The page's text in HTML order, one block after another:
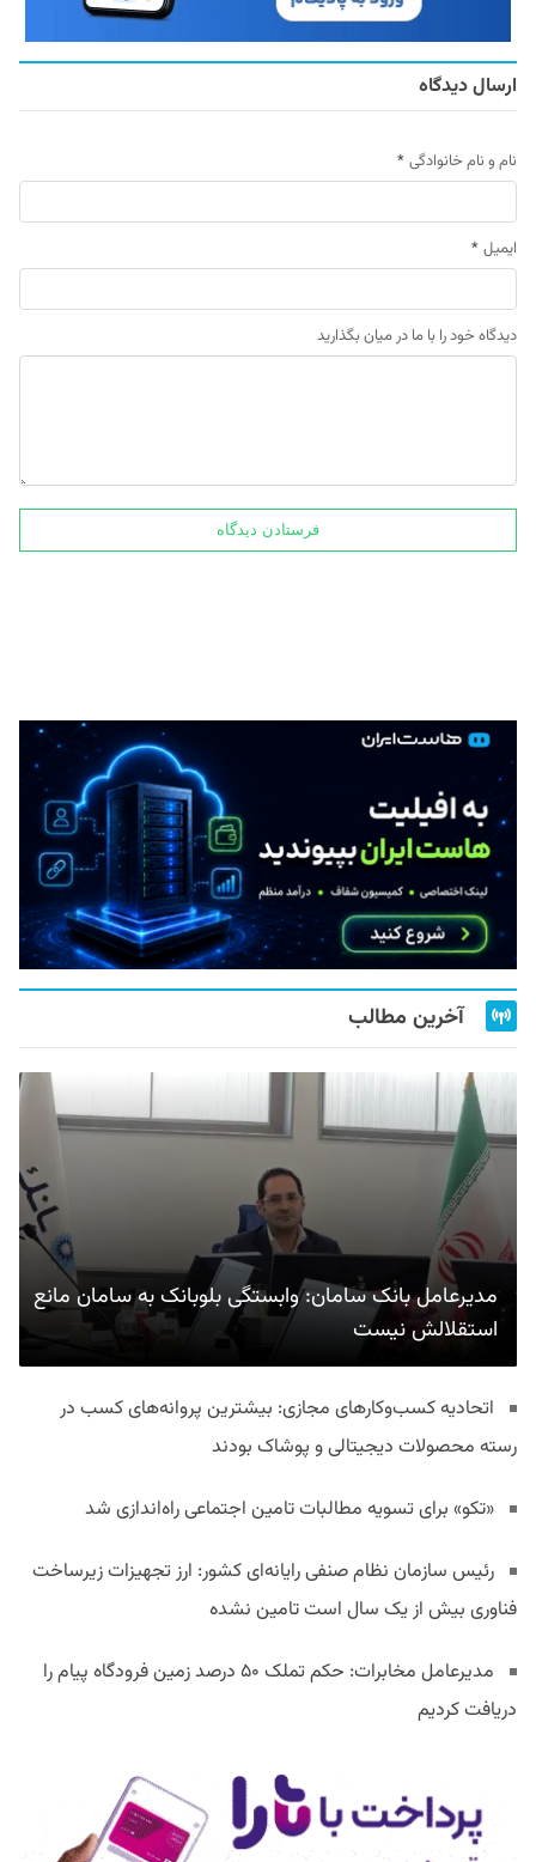
ارسال دیدگاه
نام و نام خانوادگی *
ایمیل *
دیدگاه خود را با ما در میان بگذارید
آخرین مطالب
مدیرعامل بانک سامان: وابستگی بلوبانک به سامان مانع
استقلالش نیست
اتحادیه کسب‌وکارهای مجازی: بیشترین پروانه‌های کسب در
رسته محصولات دیجیتالی و پوشاک بودند
«تکو» برای تسویه مطالبات تامین اجتماعی راه‌اندازی شد
رئیس سازمان نظام صنفی رایانه‌ای کشور: ارز تجهیزات زیرساخت
فناوری بیش از یک سال است تامین نشده
مدیرعامل مخابرات: حکم تملک ۵۰ درصد زمین فرودگاه پیام را
دریافت کردیم